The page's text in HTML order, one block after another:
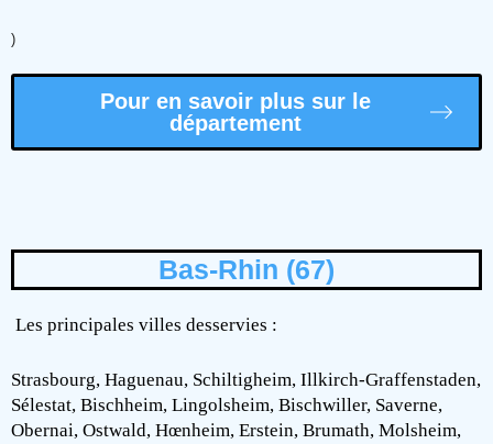
)
Pour en savoir plus sur le
département
Bas-Rhin (67)
Les principales villes desservies :
Strasbourg, Haguenau, Schiltigheim, Illkirch-Graffenstaden,
Sélestat, Bischheim, Lingolsheim, Bischwiller, Saverne,
Obernai, Ostwald, Hœnheim, Erstein, Brumath, Molsheim,